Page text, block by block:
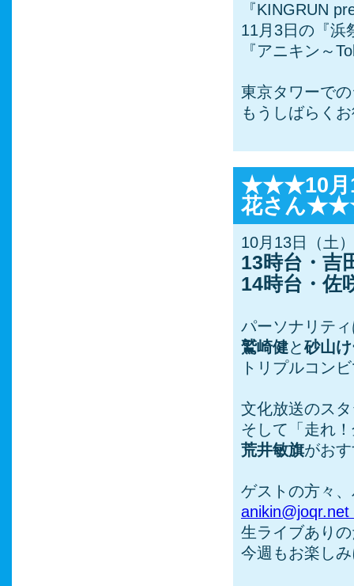
『KINGRUN
11月3日の『浜
『アニキン～
東京タワーで
もうしばらく
★★★10月
花さん
10月13日（土
13時台・吉
14時台・佐
パーソナリテ
鷲崎健と砂山
トリプルコン
文化放送のス
そして「走れ
荒井敏旗がお
ゲストの方々
anikin@joqr.net
生ライブあり
今週もお楽し